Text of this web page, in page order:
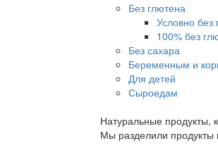
Без глютена
Условно без
100% без
Без сахара
Беременным и
Для детей
Сыроедам
Натуральные
Мы разделили продукты